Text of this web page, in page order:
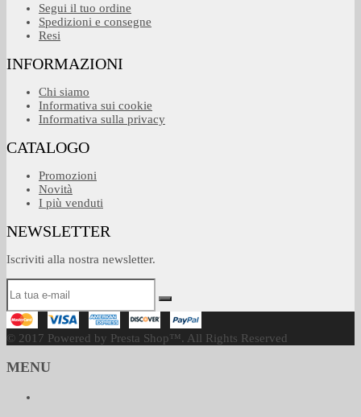
Segui il tuo ordine
Spedizioni e consegne
Resi
INFORMAZIONI
Chi siamo
Informativa sui cookie
Informativa sulla privacy
CATALOGO
Promozioni
Novità
I più venduti
NEWSLETTER
Iscriviti alla nostra newsletter.
© 2017 Powered by Presta Shop™. All Rights Reserved
MENU